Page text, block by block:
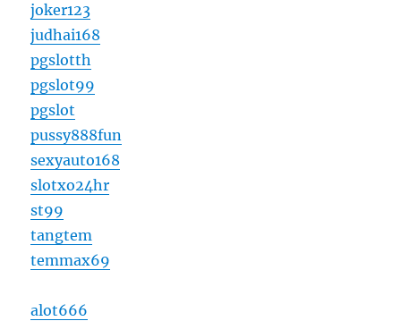
joker123
judhai168
pgslotth
pgslot99
pgslot
pussy888fun
sexyauto168
slotxo24hr
st99
tangtem
temmax69
alot666